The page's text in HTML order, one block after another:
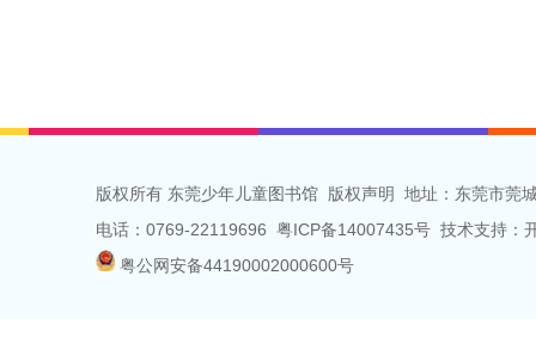
版权所有 东莞少年儿童图书馆 版权声明
地址：东莞市莞
电话：0769-22119696 粤ICP备14007435号 技术支持
粤公网安备44190002000600号